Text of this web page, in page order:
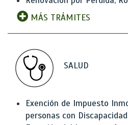
MÁS TRÁMITES
SALUD
Exención de Impuesto
personas con Discapacidad